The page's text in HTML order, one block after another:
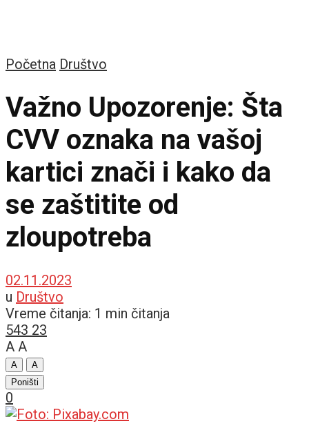
Početna Društvo
Važno Upozorenje: Šta
CVV oznaka na vašoj
kartici znači i kako da
se zaštitite od
zloupotreba
02.11.2023
u Društvo
Vreme čitanja: 1 min čitanja
543 23
A A
A
A
Poništi
0